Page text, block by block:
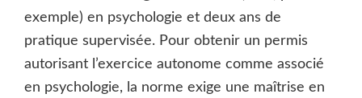
exemple) en psychologie et deux ans de
pratique supervisée. Pour obtenir un permis
autorisant l’exercice autonome comme associé
en psychologie, la norme exige une maîtrise en